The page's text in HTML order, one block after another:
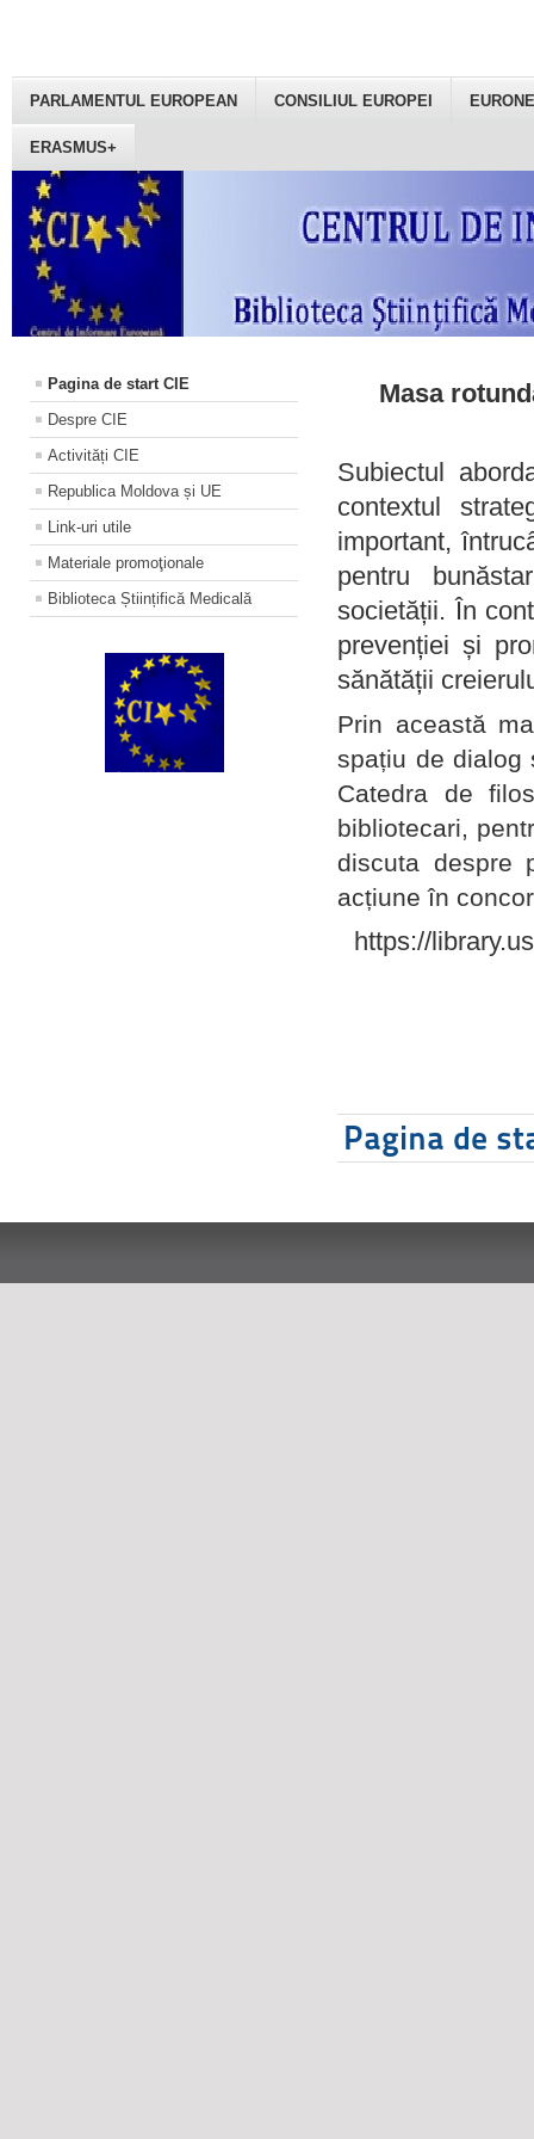
PARLAMENTUL EUROPEAN CONSILIUL EUROPEI
ERASMUS+
Pagina de start CIE
Despre CIE
Activități CIE
Republica Moldova și UE
Link-uri utile
Materiale promoţionale
Biblioteca Științifică Medicală
Masa
Subiectul
contextul
important,
pentru
societății. În
prevenției și
sănătății
Prin această
spațiu de dialog
Catedra de
bibliotecari,
discuta despre
acțiune în
https://
Pagina de